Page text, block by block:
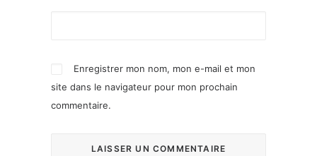
Enregistrer mon nom, mon e-mail et mon
site dans le navigateur pour mon prochain
commentaire.